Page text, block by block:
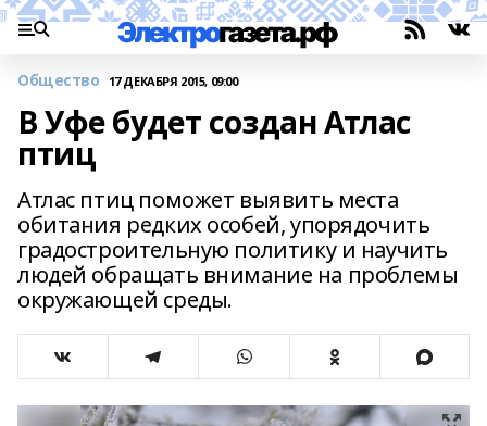
Общество 17 ДЕКАБРЯ 2015, 09:00
В Уфе будет создан Атлас
птиц
Атлас птиц поможет выявить места
обитания редких особей, упорядочить
градостроительную политику и научить
людей обращать внимание на проблемы
окружающей среды.